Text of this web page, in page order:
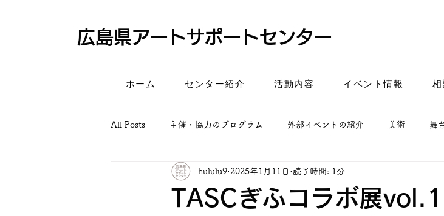
​広島県アートサポートセンター
ホーム センター紹介 活動内容 イベント情報 相
All Posts 主催・協力のプログラム 外部イベントの紹介 美術 舞
TASCぎふコラボ展
hululu9 2025年1月11日 読了時間: 1分